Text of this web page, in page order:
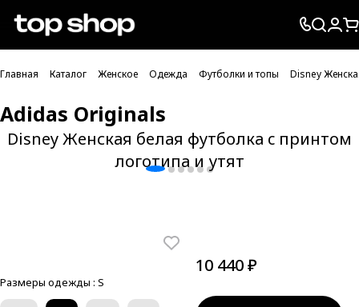
Проверка хлебных крошек
Главная Каталог Женское Одежда Футболки и топы Disney
Adidas Originals
Disney Женская белая футболка c принтом
логотипа и утят
Размеры одежды : S
10 440 ₽